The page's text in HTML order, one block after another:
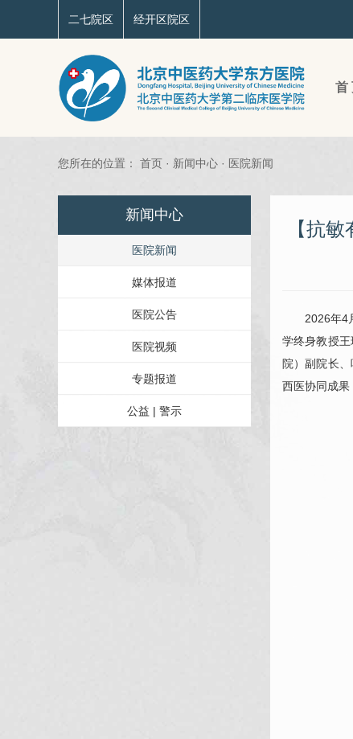
二七院区 经开区院区
首
您所在的位置： 首页 · 新闻中心 · 医院新闻
新闻中心
医院新闻
媒体报道
医院公告
医院视频
专题报道
公益 | 警示
【抗
2026年4
学终身教授王
院）副院长、
西医协同成果